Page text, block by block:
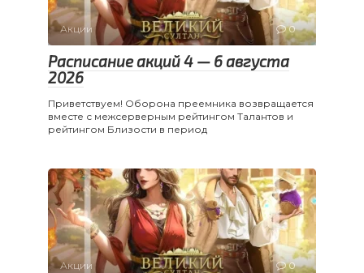
Акции 0
Расписание акций 4 — 6 августа
2026
Приветствуем! Оборона преемника возвращается
вместе с межсерверным рейтингом Талантов и
рейтингом Близости в период
Акции 0